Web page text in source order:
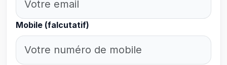
Mobile (falcutatif)